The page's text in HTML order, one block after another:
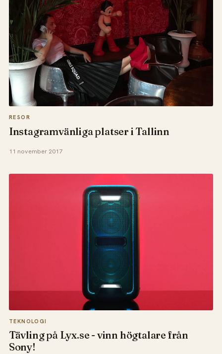
RESOR
Instagramvänliga platser i Tallinn
11 november 2017
TEKNOLOGI
Tävling på Lyx.se - vinn högtalare från
Sony!